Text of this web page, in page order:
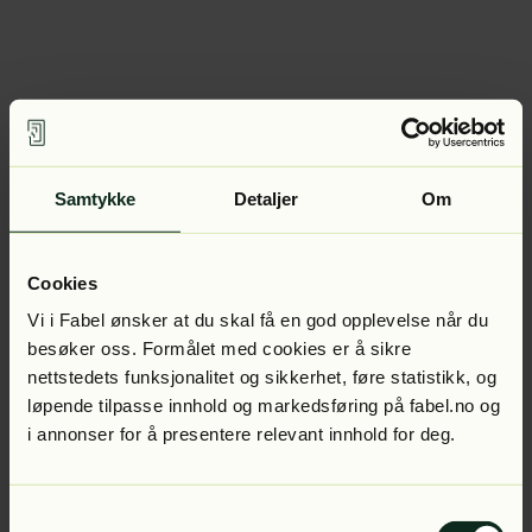
Samtykke Detaljer Om
Cookies
Vi i Fabel ønsker at du skal få en god opplevelse når du
besøker oss. Formålet med cookies er å sikre
nettstedets funksjonalitet og sikkerhet, føre statistikk, og
løpende tilpasse innhold og markedsføring på fabel.no og
i annonser for å presentere relevant innhold for deg.